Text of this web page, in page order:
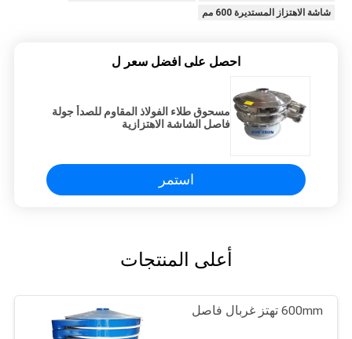
شاشة الاهتزاز المستديرة 600 مم
احصل على افضل سعر ل
مسحوق طلاء الفولاذ المقاوم للصدأ جولة
فاصل الشاشة الاهتزازية
استمر
أعلى المنتجات
600mm تهتز غربال فاصل